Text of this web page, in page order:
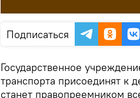
Подписаться
Государственное
транспорта присоединят к
станет правопреемником